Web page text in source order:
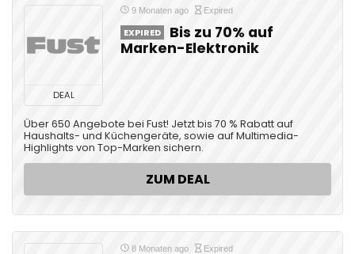
DEAL
9 Monaten ago Expired
EXPIRED
Bis zu 70% auf
Marken-Elektronik
Über 650 Angebote bei Fust! Jetzt bis 70 % Rabatt auf
Haushalts- und Küchengeräte, sowie auf Multimedia-
Highlights von Top-Marken sichern.
ZUM DEAL
8 Monaten ago Expired